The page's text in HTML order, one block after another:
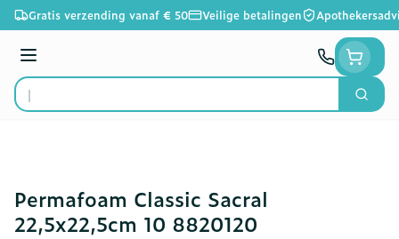
Ga naar de inhoud
Gratis verzending vanaf € 50 Veilige betalingen
Menu
Product, merk, categorie...
Zoek
Permafoam Classic Sacral
22,5x22,5cm 10 8820120